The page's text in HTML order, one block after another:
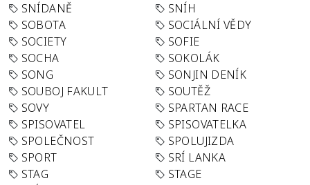
SNÍDANĚ
SNÍH
SOBOTA
SOCIÁLNÍ VĚDY
SOCIETY
SOFIE
SOCHA
SOKOLÁK
SONG
SONJIN DENÍK
SOUBOJ FAKULT
SOUTĚŽ
SOVY
SPARTAN RACE
SPISOVATEL
SPISOVATELKA
SPOLEČNOST
SPOLUJIZDA
SPORT
SRÍ LANKA
STAG
STAGE